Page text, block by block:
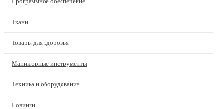
Ткани
Товары для здоровья
Маникюрные инструменты
Техника и оборудование
Новинки